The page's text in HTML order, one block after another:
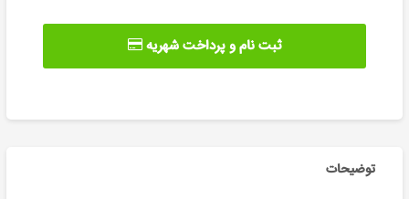
ثبت نام و پرداخت شهریه
توضیحات